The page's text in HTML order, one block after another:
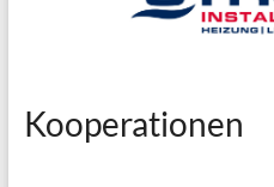
Kooperationen